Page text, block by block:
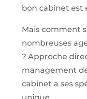
bon cabinet est
Mais comment
nombreuses
? Approche
management
cabinet a ses